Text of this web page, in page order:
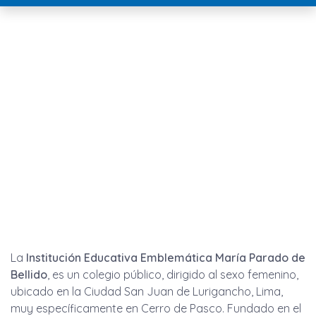
La Institución Educativa Emblemática María Parado de
Bellido, es un colegio público, dirigido al sexo femenino,
ubicado en la Ciudad San Juan de Lurigancho, Lima,
muy específicamente en Cerro de Pasco. Fundado en el